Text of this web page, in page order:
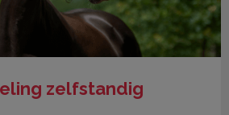
zelfstandig